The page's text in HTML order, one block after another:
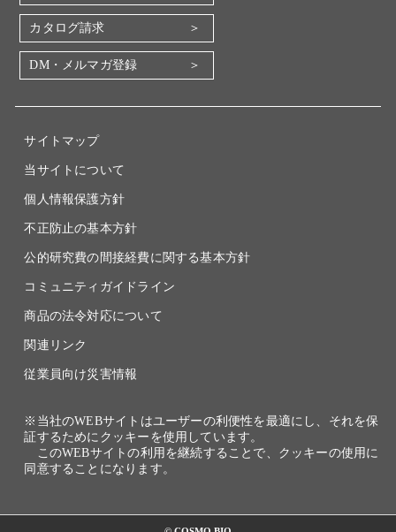
地図・アクセス（本社）
IR情報
電子公告
カタログ請求
DM・メルマガ登録
サイトマップ
当サイトについて
個人情報保護方針
不正防止の基本方針
公的研究費の間接経費に関する基本方針
コミュニティガイドライン
商品の法令対応について
関連リンク
従業員向け災害情報
※当社のWEBサイトはユーザーの利便性を最適にし、それを保
証するためにクッキーを使用しています。
このWEBサイトの利用を継続することで、クッキーの使用に
同意することになります。